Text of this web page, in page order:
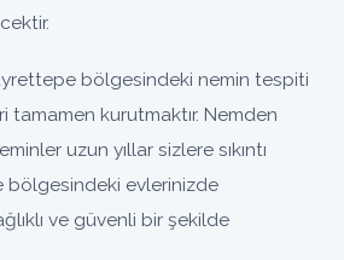
bölgesindeki nemin tespiti
tamamen kurutmaktır. Nemden
uzun yıllar sizlere sıkıntı
bölgesindeki evlerinizde
ve güvenli bir şekilde